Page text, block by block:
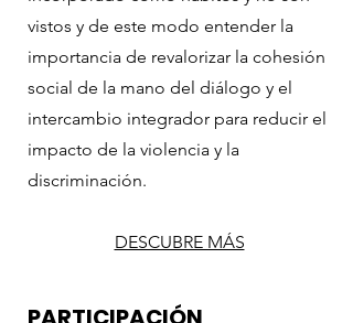
vistos y de este modo entender la
importancia de revalorizar la cohesión
social de la mano del diálogo y el
intercambio integrador para reducir el
impacto de la violencia y la
discriminación.
DESCUBRE MÁS